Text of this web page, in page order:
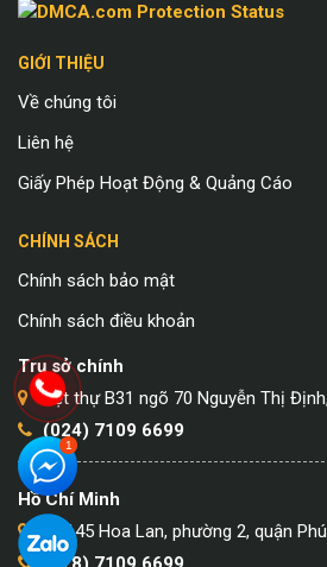
GIỚI THIỆU
Về chúng tôi
Liên hệ
Giấy Phép Hoạt Động & Quảng Cáo
CHÍNH SÁCH
Chính sách bảo mật
Chính sách điều khoản
Trụ sở chính
Biệt thự B31 ngõ 70 Nguyễn Thị
(024) 7109 6699
Hồ Chí Minh
Số 145 Hoa Lan, phường 2, quận Phú